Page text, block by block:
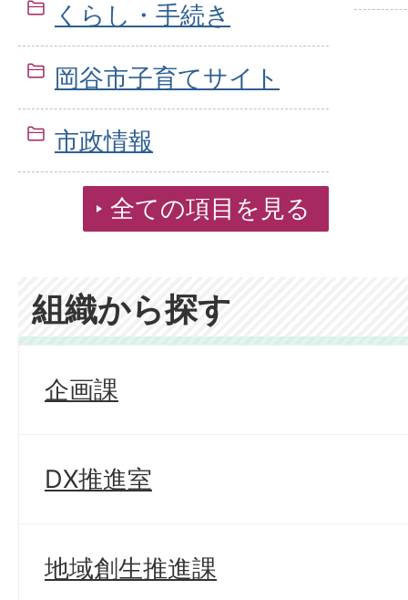
くらし・手続き
岡谷市子育てサイト
市政情報
全ての項目を見る
組織から探す
企画課
DX推進室
地域創生推進課